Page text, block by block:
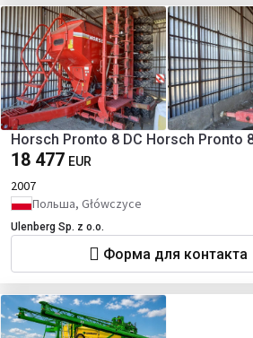
Horsch Pronto 8 DC Horsch Pronto
18 477 EUR
2007
Польша, Główczyce
Ulenberg Sp. z o.o.
Форма для контакта